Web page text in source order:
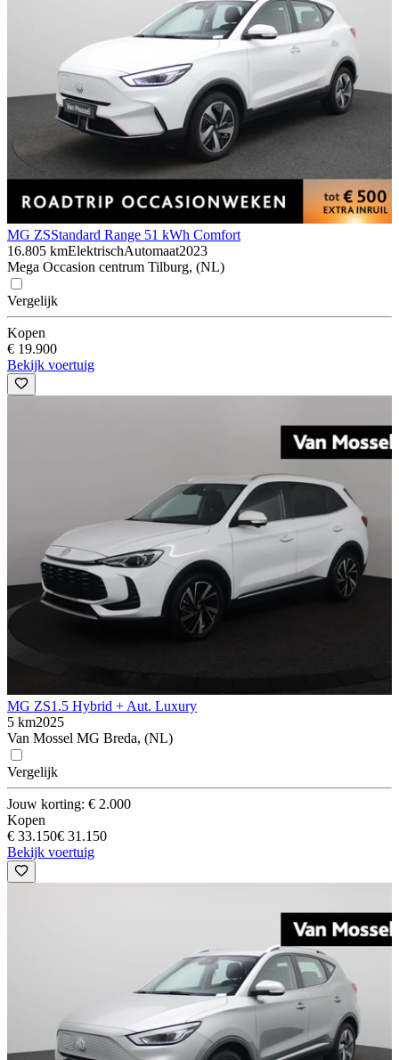
MG ZSStandard Range 51 kWh Comfort
16.805 kmElektrischAutomaat2023
Mega Occasion centrum Tilburg, (NL)
Vergelijk
Kopen
€ 19.900
Bekijk voertuig
MG ZS1.5 Hybrid + Aut. Luxury
5 km2025
Van Mossel MG Breda, (NL)
Vergelijk
Jouw korting: € 2.000
Kopen
€ 33.150€ 31.150
Bekijk voertuig